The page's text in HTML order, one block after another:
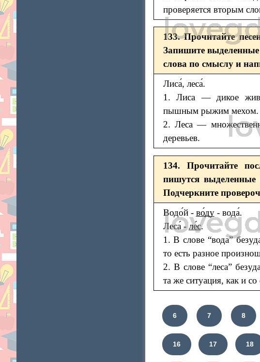
проверяется вторым
133. Прочитайте
Запишите выделенные
слова по смыслу и
Лиса́, леса́.
1. Лиса — дикое
пышным рыжим мехом.
2. Леса —
деревьев.
134. Прочитайте
пишутся выделенные
Подчеркните
Водо́й - во́ду- вода́.
Леса́ -ле́с.
1. В слове “вода”
то есть разное
2. В слове “леса”
та же ситуация, как и со
6 7 8
16 17 18